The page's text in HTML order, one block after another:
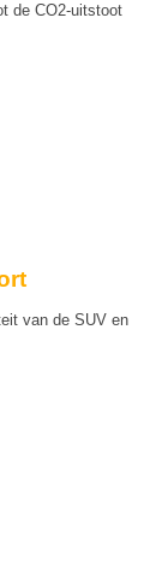
de CO2-uitstoot
van de SUV en